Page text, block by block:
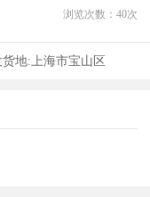
浏览次数： 40次
货地: 上海市宝山区